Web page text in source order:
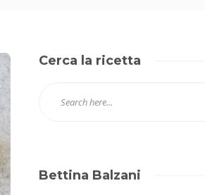
Cerca la ricetta
Bettina Balzani